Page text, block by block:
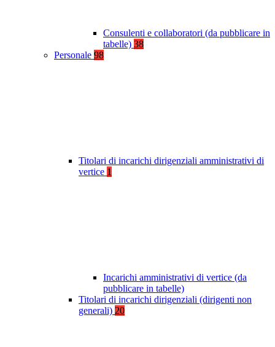
Consulenti e collaboratori (da pubblicare in
tabelle) 38
Personale 98
Titolari di incarichi dirigenziali amministrativi di
vertice 1
Incarichi amministrativi di vertice (da
pubblicare in tabelle)
Titolari di incarichi dirigenziali (dirigenti non
generali) 20